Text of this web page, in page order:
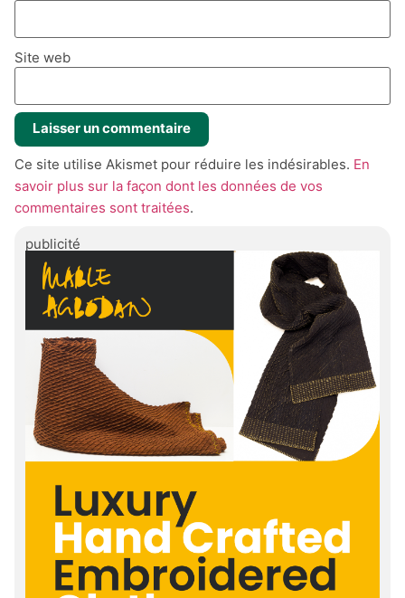
Site web
Ce site utilise Akismet pour réduire les indésirables. En
savoir plus sur la façon dont les données de vos
commentaires sont traitées.
publicité